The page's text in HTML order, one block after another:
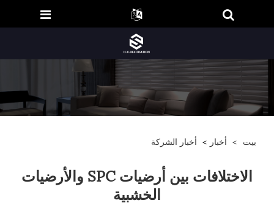
بيت > أخبار > أخبار الشركة
الاختلافات بين أرضيات SPC والأرضيات
الخشبية